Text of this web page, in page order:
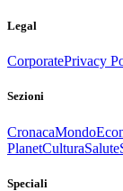
Legal
CorporatePrivacy
Sezioni
CronacaMondo
PlanetCulturaSalute
Speciali